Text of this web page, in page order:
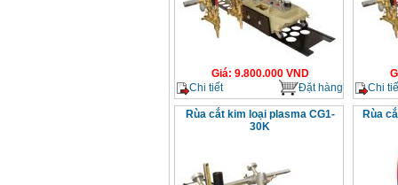
Giá: 9.800.000VND
Chi tiết
Đặt hàng
Chi
Rùa cắt kim loại plasma CG1-
30K
Rùa